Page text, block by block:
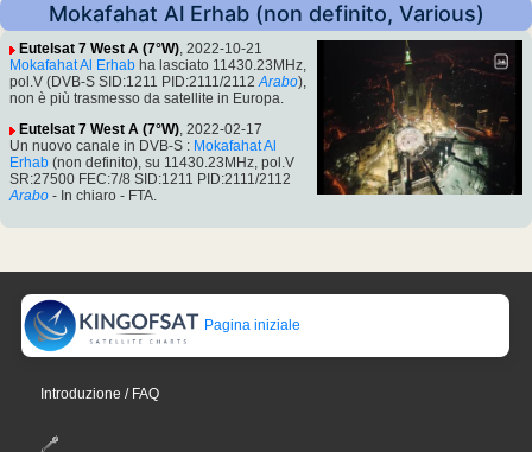
Mokafahat Al Erhab (non definito, Various)
Eutelsat 7 West A (7°W), 2022-10-21
Mokafahat Al Erhab ha lasciato 11430.23MHz,
pol.V (DVB-S SID:1211 PID:2111/2112 Arabo),
non è più trasmesso da satellite in Europa.
Eutelsat 7 West A (7°W), 2022-02-17
Un nuovo canale in DVB-S : Mokafahat Al
Erhab (non definito), su 11430.23MHz, pol.V
SR:27500 FEC:7/8 SID:1211 PID:2111/2112
Arabo - In chiaro - FTA.
Pagina iniziale
Introduzione / FAQ